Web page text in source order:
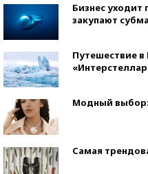
Бизнес уходит
закупают
Путешествие
Модный выбор:
Самая